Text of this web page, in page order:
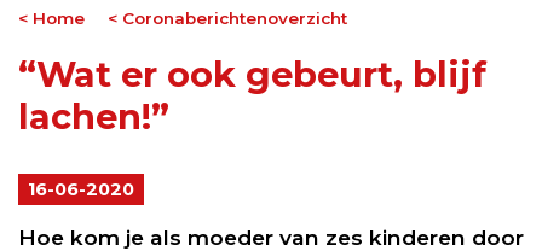
Home Coronaberichtenoverzicht
“Wat er ook gebeurt, blijf
lachen!”
16-06-2020
Hoe kom je als moeder van zes kinderen door